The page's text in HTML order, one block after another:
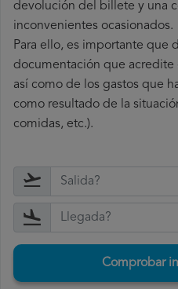
devolución del billete y una
inconvenientes ocasionados.
Para ello, es importante que
documentación que acredite
así como de los gastos que
como resultado de la
comidas, etc.).
Comprobar